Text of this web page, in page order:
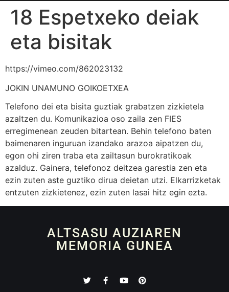
18 Espetxeko deiak
eta bisitak
https://vimeo.com/862023132
JOKIN UNAMUNO GOIKOETXEA
Telefono dei eta bisita guztiak grabatzen zizkietela
azaltzen du. Komunikazioa oso zaila zen FIES
erregimenean zeuden bitartean. Behin telefono baten
baimenaren inguruan izandako arazoa aipatzen du,
egon ohi ziren traba eta zailtasun burokratikoak
azalduz. Gainera, telefonoz deitzea garestia zen eta
ezin zuten aste guztiko dirua deietan utzi. Elkarrizketak
entzuten zizkietenez, ezin zuten lasai hitz egin ezta.
ALTSASU AUZIAREN
MEMORIA GUNEA